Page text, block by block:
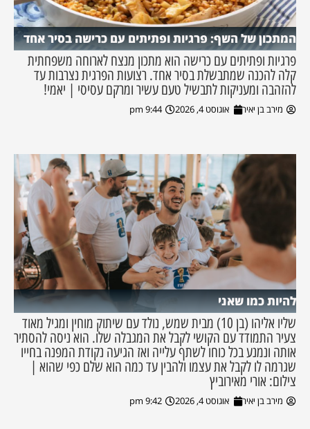
המתכון של השף: פרגיות ופתיתים עם כרישה בסיר אחד
פרגיות ופתיתים עם כרישה הוא מתכון מנצח לארוחה משפחתית
קלה להכנה שמתבשלת בסיר אחד. רצועות הפרגית נצרבות עד
להזהבה ומעניקות לתבשיל טעם עשיר ומרקם עסיסי | יאמי!
מירב בן יאיר אוגוסט 4, 2026 9:44 pm
להיות כמו שאני
שליו אליהו (בן 10) מבית שמש, נולד עם שיתוק מוחין ומגיל מאוד
צעיר התמודד עם הקושי לקבל את המגבלה שלו. הוא ניסה להסתיר
אותה ונמנע בכל כוחו לשתף עלייה ואז הגיעה נקודת המפנה בחייו
שגרמה לו לקבל את עצמו ולהבין עד כמה הוא שלם כפי שהוא |
צילום: אורי מאירוביץ
מירב בן יאיר אוגוסט 4, 2026 9:42 pm